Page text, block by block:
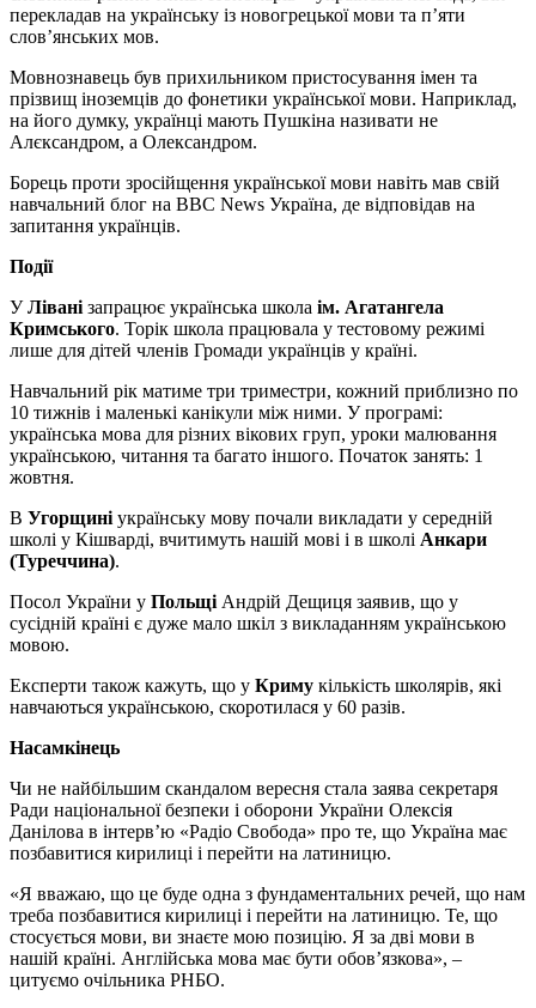
перекладав на українську із новогрецької мови та п’яти
слов’янських мов.
Мовнознавець був прихильником пристосування імен та
прізвищ іноземців до фонетики української мови. Наприклад,
на його думку, українці мають Пушкіна називати не
Алєксандром, а Олександром.
Борець проти зросійщення української мови навіть мав свій
навчальний блог на BBC News Україна, де відповідав на
запитання українців.
Події
УЛівані запрацює українська школа ім. Агатангела
Кримського. Торік школа працювала у тестовому режимі
лише для дітей членів Громади українців у країні.
Навчальний рік матиме три триместри, кожний приблизно по
10 тижнів і маленькі канікули між ними. У програмі:
українська мова для різних вікових груп, уроки малювання
українською, читання та багато іншого. Початок занять: 1
жовтня.
В Угорщині українську мову почали викладати у середній
школі у Кішварді, вчитимуть нашій мові і в школі Анкари
(Туреччина).
Посол України у Польщі Андрій Дещиця заявив, що у
сусідній країні є дуже мало шкіл з викладанням українською
мовою.
Експерти також кажуть, що у Криму кількість школярів, які
навчаються українською, скоротилася у 60 разів.
Насамкінець
Чи не найбільшим скандалом вересня стала заява секретаря
Ради національної безпеки і оборони України Олексія
Данілова в інтерв’ю «Радіо Свобода» про те, що Україна має
позбавитися кирилиці і перейти на латиницю.
«Я вважаю, що це буде одна з фундаментальних речей, що нам
треба позбавитися кирилиці і перейти на латиницю. Те, що
стосується мови, ви знаєте мою позицію. Я за дві мови в
нашій країні. Англійська мова має бути обов’язкова», –
цитуємо очільника РНБО.